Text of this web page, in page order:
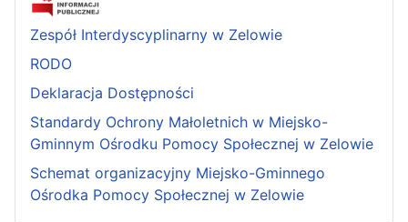
Zespół Interdyscyplinarny w Zelowie
RODO
Deklaracja Dostępności
Standardy Ochrony Małoletnich w Miejsko-
Gminnym Ośrodku Pomocy Społecznej w Zelowie
Schemat organizacyjny Miejsko-Gminnego
Ośrodka Pomocy Społecznej w Zelowie